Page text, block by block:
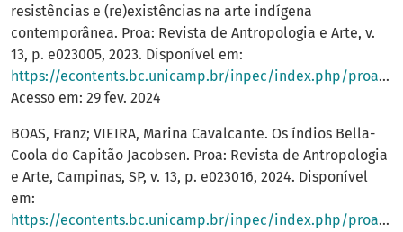
resistências e (re)existências na arte indígena
contemporânea. Proa: Revista de Antropologia e Arte, v.
13, p. e023005, 2023. Disponível em:
https://econtents.bc.unicamp.br/inpec/index.php/proa/article/view/17246
Acesso em: 29 fev. 2024
BOAS, Franz; VIEIRA, Marina Cavalcante. Os índios Bella-
Coola do Capitão Jacobsen. Proa: Revista de Antropologia
e Arte, Campinas, SP, v. 13, p. e023016, 2024. Disponível
em:
https://econtents.bc.unicamp.br/inpec/index.php/proa/article/view/18225